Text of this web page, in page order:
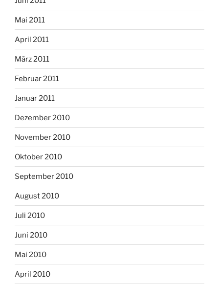
Mai 2011
April 2011
März 2011
Februar 2011
Januar 2011
Dezember 2010
November 2010
Oktober 2010
September 2010
August 2010
Juli 2010
Juni 2010
Mai 2010
April 2010